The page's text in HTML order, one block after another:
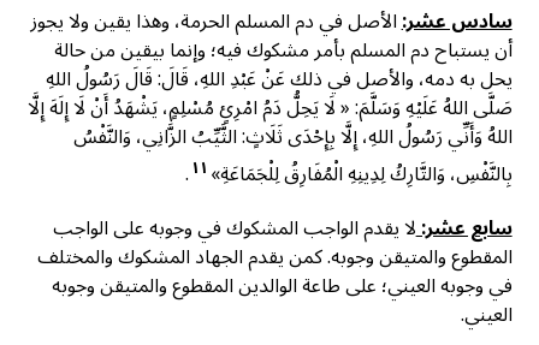
سادس عشر:الأصل في دم المسلم الحرمة، وهذا يقين ولا يجوز
أن يستباح دم المسلم بأمر مشكوك فيه؛ وإنما بيقين من حالة
يحل به دمه، والأصل في ذلك عَنْ عَبْدِ اللهِ، قَالَ: قَالَ رَسُولُ اللهِ
صَلَّى اللهُ عَلَيْهِ وَسَلَّمَ: « لَا يَحِلُّ دَمُ امْرِئٍ مُسْلِمٍ، يَشْهَدُ أَنْ لَا إِلَهَ إِلَّا
اللهُ وَأَنِّي رَسُولُ اللهِ، إِلَّا بِإِحْدَى ثَلَاثٍ: الثَّيِّبُ الزَّانِي، وَالنَّفْسُ
بِالنَّفْسِ، وَالتَّارِكُ لِدِينِهِ الْمُفَارِقُ لِلْجَمَاعَةِ»١١.
سابع عشر:لا يقدم الواجب المشكوك في وجوبه على الواجب
المقطوع والمتيقن وجوبه. كمن يقدم الجهاد المشكوك والمختلف
في وجوبه العيني؛ على طاعة الوالدين المقطوع والمتيقن وجوبه
العيني.